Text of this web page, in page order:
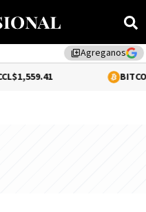
library_addAgreganos
0.18%